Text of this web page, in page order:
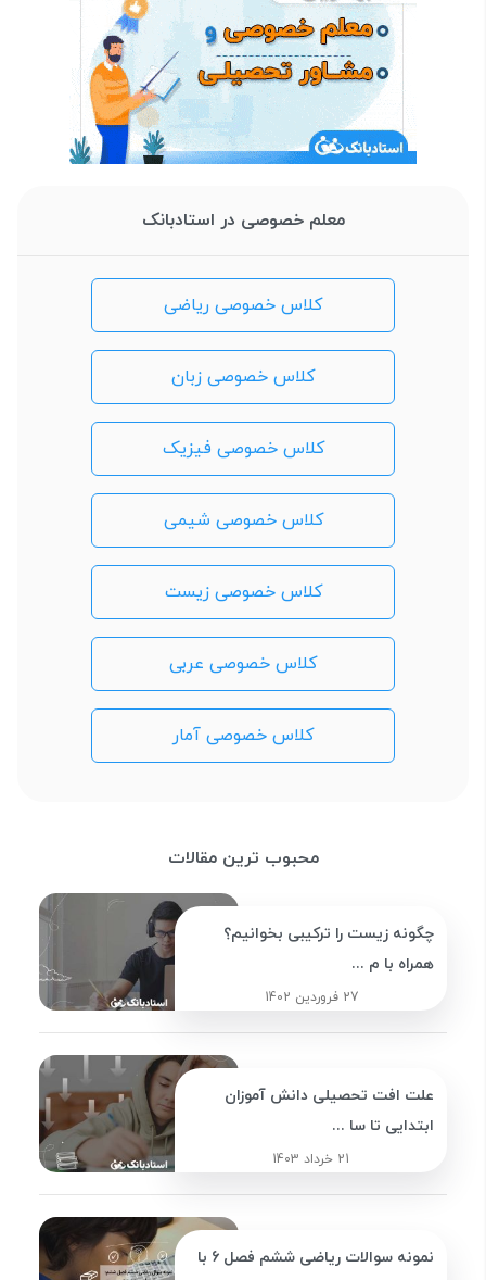
معلم خصوصی در استادبانک
کلاس خصوصی ریاضی
کلاس خصوصی زبان
کلاس خصوصی فیزیک
کلاس خصوصی شیمی
کلاس خصوصی زیست
کلاس خصوصی عربی
کلاس خصوصی آمار
محبوب ترین مقالات
چگونه زیست را ترکیبی بخوانیم؟
همراه با م ...
27 فروردین 1402
علت افت تحصیلی دانش آموزان
ابتدایی تا سا ...
21 خرداد 1403
نمونه سوالات ریاضی ششم فصل 6 با